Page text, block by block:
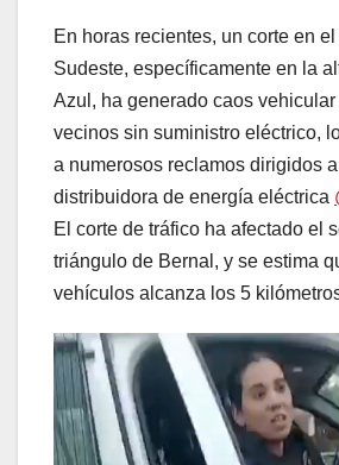
En horas recientes, un corte en
Sudeste, específicamente en la
Azul, ha generado caos
vecinos sin suministro eléctrico,
a numerosos reclamos dirigidos
distribuidora de energía eléctrica
El corte de tráfico ha afectado el
triángulo de Bernal, y se estima
vehículos alcanza los 5